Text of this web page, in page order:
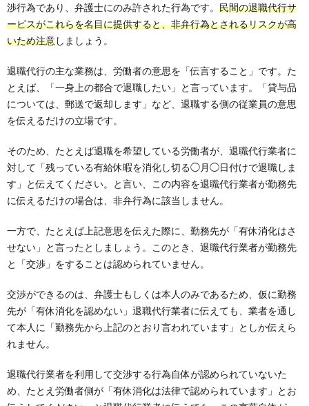
渉行為であり、弁護士にのみ許された行為です。 民間の退職代行サ
ービスがこれらを名目に提供すると、非弁行為とされるリスクが高
いため注意しましょう。
退職代行の主な業務は、労働者の意思を「伝言すること」です。た
とえば、「一身上の都合で退職したい」と言っています。「貸与品
については、郵送で返却します」など、退職する側の従業員の意思
を伝えるだけの立場です。
そのため、たとえば退職を希望している労働者が、退職代行業者に
対して「残っている有給休暇を消化し切る◯月◯日付けで退職しま
す」と伝えてください。と言い、この内容を退職代行業者が勤務先
に伝えるだけの場合は、非弁行為に該当しません。
一方で、たとえば上記意思を伝えた際に、勤務先が「有休消化はさ
せない」と言ったとしましょう。このとき、退職代行業者が勤務先
と「交渉」をすることは認められていません。
交渉ができるのは、弁護士もしくは本人のみであるため、仮に勤務
先が「有休消化を認めない」退職代行業者に伝えても、業者を通し
て本人に「勤務先から上記のとおり言われています」としか伝えら
れません。
退職代行業者を利用して交渉する行為自体が認められていないた
め、たとえ労働者側が「有休消化は法律で認められています」とお